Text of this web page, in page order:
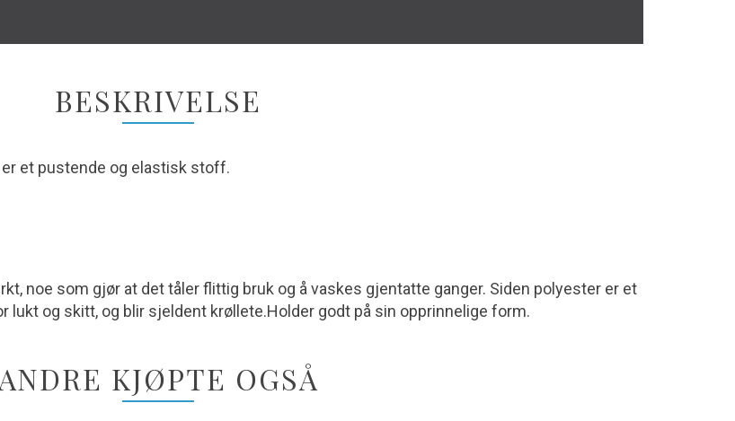
BESKRIVELSE
et pustende og elastisk stoff.
noe som gjør at det tåler flittig bruk og å vaskes gjentatte ganger. Siden polyester er et
og skitt, og blir sjeldent krøllete.Holder godt på sin opprinnelige form.
KJØPTE OGSÅ